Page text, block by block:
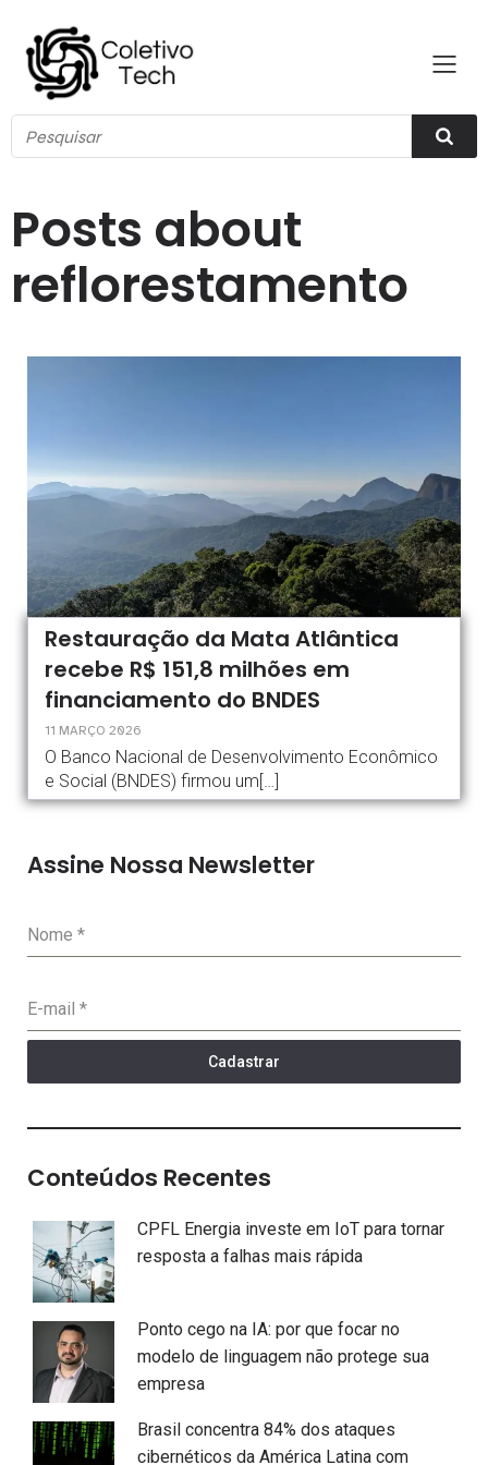
Posts about
reflorestamento
Restauração da Mata Atlântica
recebe R$ 151,8 milhões em
financiamento do BNDES
11 MARÇO 2026
O Banco Nacional de Desenvolvimento Econômico
e Social (BNDES) firmou um[…]
Assine Nossa Newsletter
Nome *
E-mail *
Cadastrar
Conteúdos Recentes
CPFL Energia investe em IoT para tornar
resposta a falhas mais rápida
Ponto cego na IA: por que focar no
modelo de linguagem não protege sua
empresa
Brasil concentra 84% dos ataques
cibernéticos da América Latina com